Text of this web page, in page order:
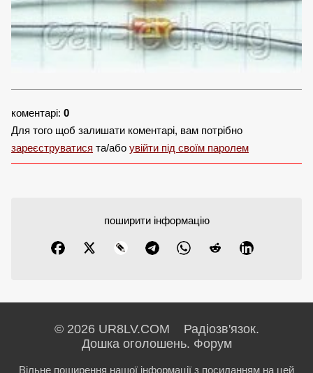
коментарі: 0
Для того щоб залишати коментарі, вам потрібно
зареєструватися та/або увійти під своїм паролем
поширити інформацію
© 2026 UR8LV.COM Радіозв'язок.
Дошка оголошень. Форум
Вільне поширення нашої інформації з посиланням на цей